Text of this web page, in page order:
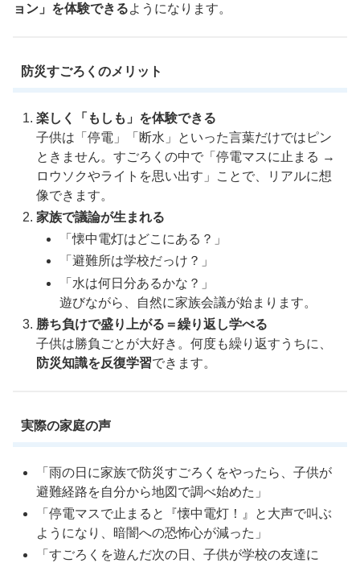
ョン」を体験できるようになります。
防災すごろくのメリット
楽しく「もしも」を体験できる
子供は「停電」「断水」といった言葉だけではピン
ときません。すごろくの中で「停電マスに止まる →
ロウソクやライトを思い出す」ことで、リアルに想
像できます。
家族で議論が生まれる
「懐中電灯はどこにある？」
「避難所は学校だっけ？」
「水は何日分あるかな？」
遊びながら、自然に家族会議が始まります。
勝ち負けで盛り上がる＝繰り返し学べる
子供は勝負ごとが大好き。何度も繰り返すうちに、
防災知識を反復学習できます。
実際の家庭の声
「雨の日に家族で防災すごろくをやったら、子供が
避難経路を自分から地図で調べ始めた」
「停電マスで止まると『懐中電灯！』と大声で叫ぶ
ようになり、暗闇への恐怖心が減った」
「すごろくを遊んだ次の日、子供が学校の友達に